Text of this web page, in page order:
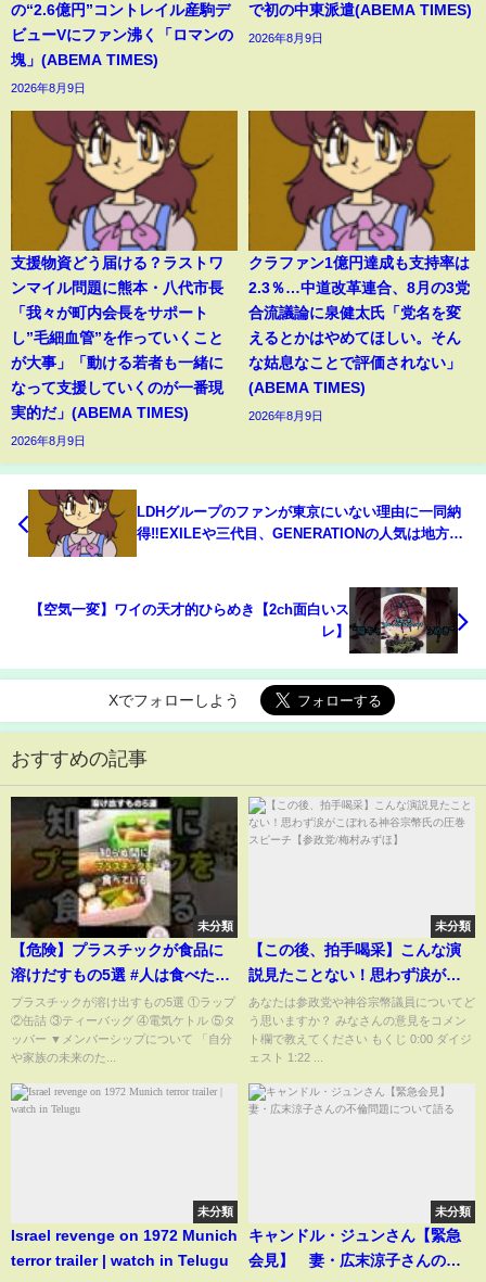
の“2.6億円”コントレイル産駒デ
ビューVにファン沸く「ロマンの
塊」(ABEMA TIMES)
2026年8月9日
で初の中東派遣(ABEMA TIMES)
2026年8月9日
支援物資どう届ける？ラストワ
ンマイル問題に熊本・八代市長
「我々が町内会長をサポート
し”毛細血管”を作っていくこと
が大事」「動ける若者も一緒に
なって支援していくのが一番現
実的だ」(ABEMA TIMES)
2026年8月9日
クラファン1億円達成も支持率は
2.3％…中道改革連合、8月の3党
合流議論に泉健太氏「党名を変
えるとかはやめてほしい。そん
な姑息なことで評価されない」
(ABEMA TIMES)
2026年8月9日
LDHグループのファンが東京にいない理由に一同納
得‼EXILEや三代目、GENERATIONの人気は地方民
【空気一変】ワイの天才的ひらめき【2ch面白いス
レ】
Xでフォローしよう
おすすめの記事
未分類
【危険】プラスチックが食品に
溶けだすもの5選 #人は食べたも
ので出来ている #環境ホルモン
#shorts
プラスチックが溶け出すもの5選 ①ラップ
②缶詰 ③ティーバッグ ④電気ケトル ⑤タ
ッパー ▼メンバーシップについて 「自分
や家族の未来のた...
未分類
【この後、拍手喝采】こんな演
説見たことない！思わず涙がこ
ぼれる神谷宗幣氏の圧巻スピー
チ【参政党/梅村みずほ】
あなたは参政党や神谷宗幣議員についてど
う思いますか？ みなさんの意見をコメン
ト欄で教えてください もくじ 0:00 ダイジ
ェスト 1:22 ...
未分類
Israel revenge on 1972 Munich
terror trailer | watch in Telugu
未分類
キャンドル・ジュンさん【緊急
会見】 妻・広末涼子さんの不